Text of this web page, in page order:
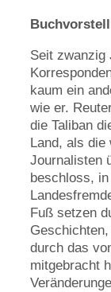
Seit zwanzig
kaum ein
wie er.
die Taliban
Land, als die
Journalisten
beschloss,
Fuß setzen
durch das
mitgebracht